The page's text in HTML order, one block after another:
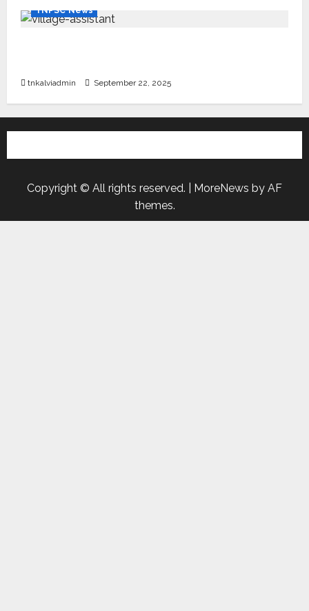
TNPSC News
tnkalviadmin September 22, 2025
Copyright © All rights reserved. MoreNews by AF
themes.